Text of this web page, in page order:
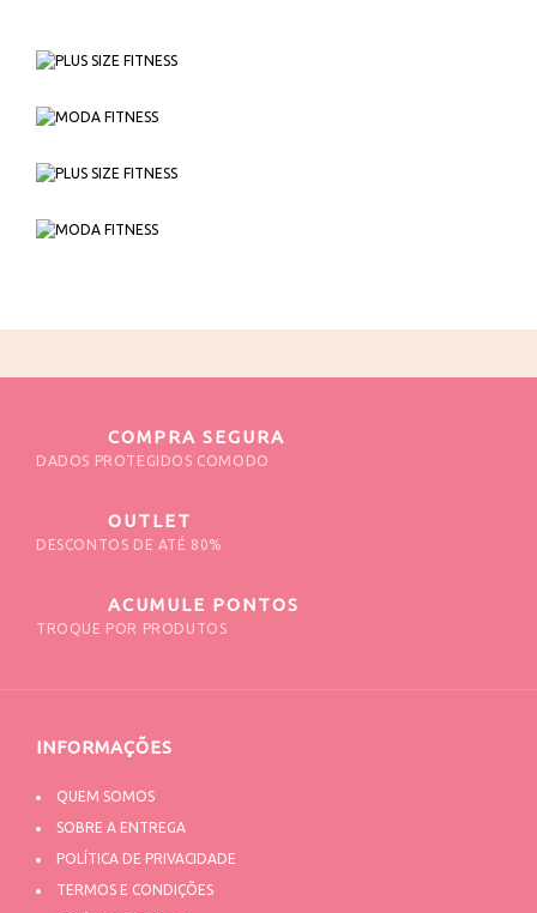
COMPRA SEGURA
DADOS PROTEGIDOS COMODO
OUTLET
DESCONTOS DE ATÉ 80%
ACUMULE PONTOS
TROQUE POR PRODUTOS
INFORMAÇÕES
QUEM SOMOS
SOBRE A ENTREGA
POLÍTICA DE PRIVACIDADE
TERMOS E CONDIÇÕES